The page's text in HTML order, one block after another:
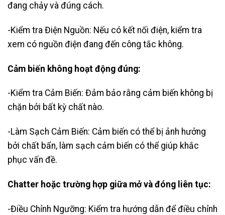
đang chảy và đúng cách.
-Kiểm tra Điện Nguồn: Nếu có kết nối điện, kiểm tra
xem có nguồn điện đang đến công tắc không.
Cảm biến không hoạt động đúng:
-Kiểm tra Cảm Biến: Đảm bảo rằng cảm biến không bị
chặn bởi bất kỳ chất nào.
-Làm Sạch Cảm Biến: Cảm biến có thể bị ảnh hưởng
bởi chất bẩn, làm sạch cảm biến có thể giúp khắc
phục vấn đề.
Chatter hoặc trường hợp giữa mở và đóng liên tục:
-Điều Chỉnh Ngưỡng: Kiểm tra hướng dẫn để điều chỉnh